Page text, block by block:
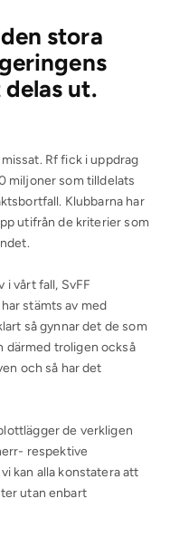
stora
ut.
Rf fick i uppdrag
miljoner som tilldelats
Klubbarna har
utifrån de kriterier som
i vårt fall, SvFF
stämts av med
så gynnar det de som
därmed troligen också
och så har det
de verkligen
respektive
kan alla konstatera att
utan enbart